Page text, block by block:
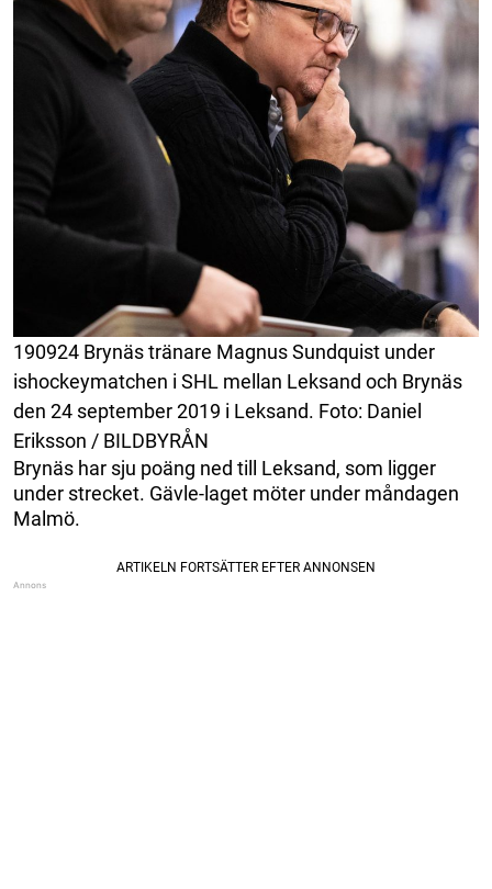
190924 Brynäs tränare Magnus Sundquist under
ishockeymatchen i SHL mellan Leksand och Brynäs
den 24 september 2019 i Leksand. Foto: Daniel
Eriksson / BILDBYRÅN
Brynäs har sju poäng ned till Leksand, som ligger
under strecket. Gävle-laget möter under måndagen
Malmö.